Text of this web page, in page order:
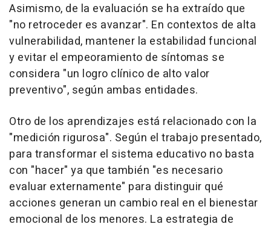
Asimismo, de la evaluación se ha extraído que
"no retroceder es avanzar". En contextos de alta
vulnerabilidad, mantener la estabilidad funcional
y evitar el empeoramiento de síntomas se
considera "un logro clínico de alto valor
preventivo", según ambas entidades.
Otro de los aprendizajes está relacionado con la
"medición rigurosa". Según el trabajo presentado,
para transformar el sistema educativo no basta
con "hacer" ya que también "es necesario
evaluar externamente" para distinguir qué
acciones generan un cambio real en el bienestar
emocional de los menores. La estrategia de